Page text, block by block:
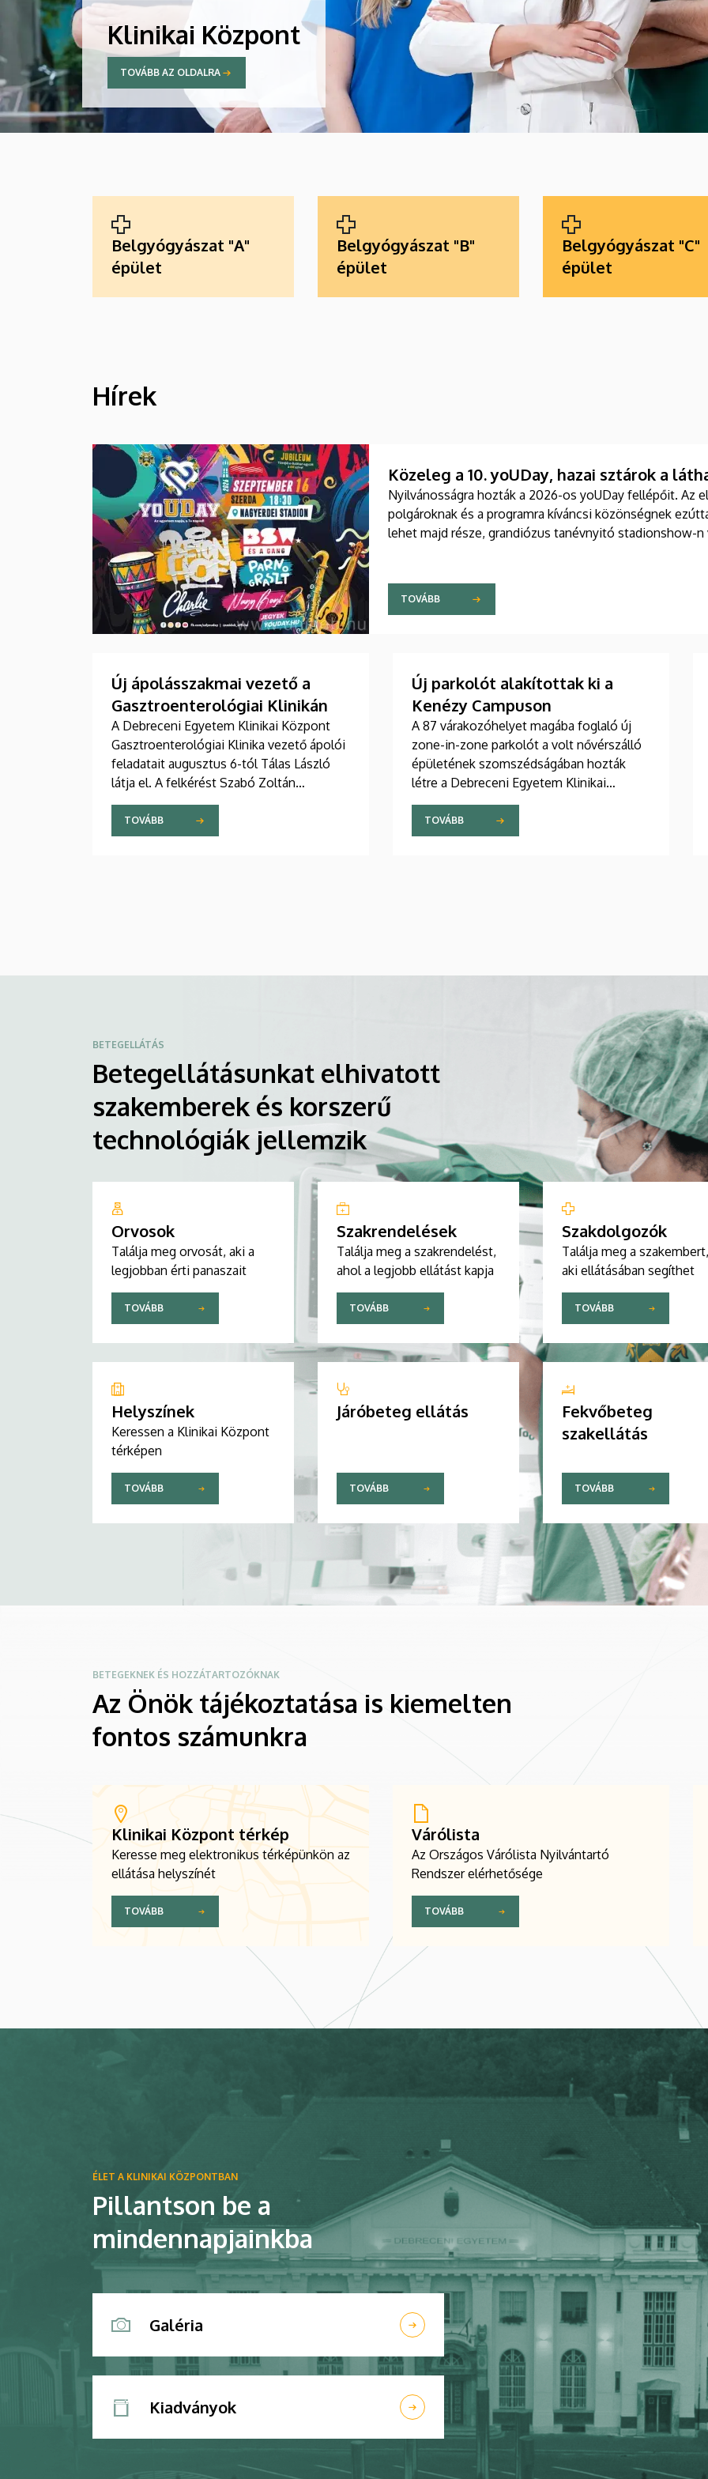
Klinikai Központ
TOVÁBB AZ OLDALRA
Belgyógyászat "A"
épület
Belgyógyászat "B"
épület
Belgyógyászat "C"
épület
HÍREK
Hírek
Közeleg a 10. yoUDay, hazai sztárok a
Nyilvánosságra hozták a 2026-os yoUDay fellépőit. Az
polgároknak és a programra kíváncsi közönségnek
lehet majd része, grandiózus tanévnyitó stadionshow-
TOVÁBB
Új ápolásszakmai vezető a
Gasztroenterológiai Klinikán
A Debreceni Egyetem Klinikai Központ
Gasztroenterológiai Klinika vezető ápolói
feladatait augusztus 6-tól Tálas László
látja el. A felkérést Szabó Zoltán
professzor, a Klinikai Központ elnöke,
valamint Szőllősi Anna ápolási és
szakdolgozói igazgató adta át pénteken
TOVÁBB
Új parkolót alakítottak ki a
Kenézy Campuson
A 87 várakozóhelyet magába foglaló új
zone-in-zone parkolót a volt nővérszálló
épületének szomszédságában hozták
létre a Debreceni Egyetem Klinikai
Központ Kenézy Gyula Campusán. Az új
területet várhatóan augusztusban nyitják
meg a járművek előtt.
TOVÁBB
BETEGELLÁTÁS
Betegellátásunkat elhivatott
szakemberek és korszerű
technológiák jellemzik
Orvosok
Találja meg orvosát, aki a
legjobban érti panaszait
TOVÁBB
Szakrendelések
Találja meg a szakrendelést,
ahol a legjobb ellátást kapja
TOVÁBB
Szakdolgozók
Találja meg a szakembert,
aki ellátásában segíthet
TOVÁBB
Helyszínek
Keressen a Klinikai Központ
térképen
TOVÁBB
Járóbeteg ellátás
TOVÁBB
Fekvőbeteg
szakellátás
TOVÁBB
BETEGEKNEK ÉS HOZZÁTARTOZÓKNAK
Az Önök tájékoztatása is kiemelten
fontos számunkra
Klinikai Központ térkép
Keresse meg elektronikus térképünkön az
ellátása helyszínét
TOVÁBB
Várólista
Az Országos Várólista Nyilvántartó
Rendszer elérhetősége
TOVÁBB
ÉLET A KLINIKAI KÖZPONTBAN
Pillantson be a
mindennapjainkba
Galéria
Kiadványok